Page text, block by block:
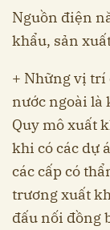
Nguồn điện
khẩu, sản
+ Những vị trí
nước ngoài là
Quy mô xuất
khi có các dự
các cấp có
trương xuất
đấu nối đồng